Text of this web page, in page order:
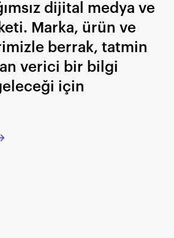
dijital medya ve
Marka, ürün ve
berrak, tatmin
verici bir bilgi
için